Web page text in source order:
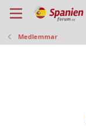
Medlemmar